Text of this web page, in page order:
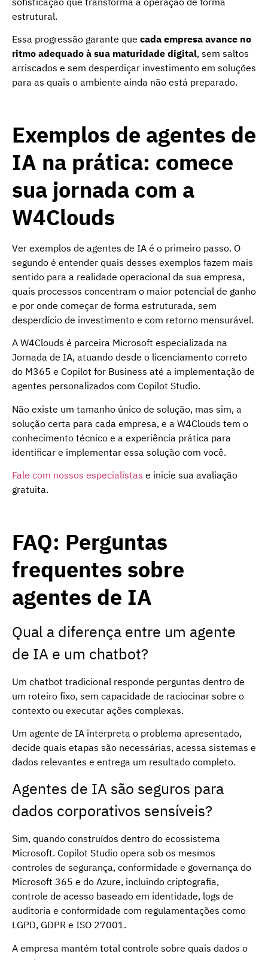
estrutural.
Essa progressão garante que cada empresa avance no
ritmo adequado à sua maturidade digital, sem saltos
arriscados e sem desperdiçar investimento em soluções
para as quais o ambiente ainda não está preparado.
Exemplos de agentes de
IA na prática: comece
sua jornada com a
W4Clouds
Ver exemplos de agentes de IA é o primeiro passo. O
segundo é entender quais desses exemplos fazem mais
sentido para a realidade operacional da sua empresa,
quais processos concentram o maior potencial de ganho
e por onde começar de forma estruturada, sem
desperdício de investimento e com retorno mensurável.
A W4Clouds é parceira Microsoft especializada na
Jornada de IA, atuando desde o licenciamento correto
do M365 e Copilot for Business até a implementação de
agentes personalizados com Copilot Studio.
Não existe um tamanho único de solução, mas sim, a
solução certa para cada empresa, e a W4Clouds tem o
conhecimento técnico e a experiência prática para
identificar e implementar essa solução com você.
Fale com nossos especialistas e inicie sua avaliação
gratuita.
FAQ: Perguntas
frequentes sobre
agentes de IA
Qual a diferença entre um agente
de IA e um chatbot?
Um chatbot tradicional responde perguntas dentro de
um roteiro fixo, sem capacidade de raciocinar sobre o
contexto ou executar ações complexas.
Um agente de IA interpreta o problema apresentado,
decide quais etapas são necessárias, acessa sistemas e
dados relevantes e entrega um resultado completo.
Agentes de IA são seguros para
dados corporativos sensíveis?
Sim, quando construídos dentro do ecossistema
Microsoft. Copilot Studio opera sob os mesmos
controles de segurança, conformidade e governança do
Microsoft 365 e do Azure, incluindo criptografia,
controle de acesso baseado em identidade, logs de
auditoria e conformidade com regulamentações como
LGPD, GDPR e ISO 27001.
A empresa mantém total controle sobre quais dados o